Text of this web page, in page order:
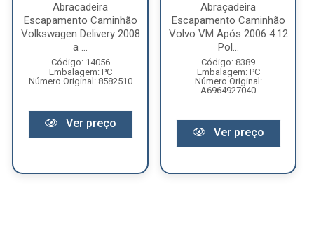
Abracadeira
Escapamento Caminhão
Volkswagen Delivery 2008
a ...
Código: 14056
Embalagem: PC
Número Original: 8582510
Ver preço
Abraçadeira
Escapamento Caminhão
Volvo VM Após 2006 4.12
Pol...
Código: 8389
Embalagem: PC
Número Original:
A6964927040
Ver preço